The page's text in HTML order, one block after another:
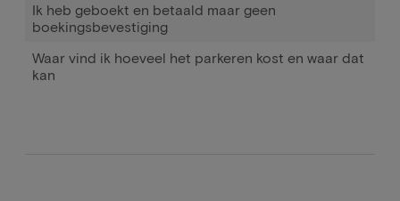
Ik heb geboekt en betaald maar geen
boekingsbevestiging
Waar vind ik hoeveel het parkeren kost en waar dat
kan